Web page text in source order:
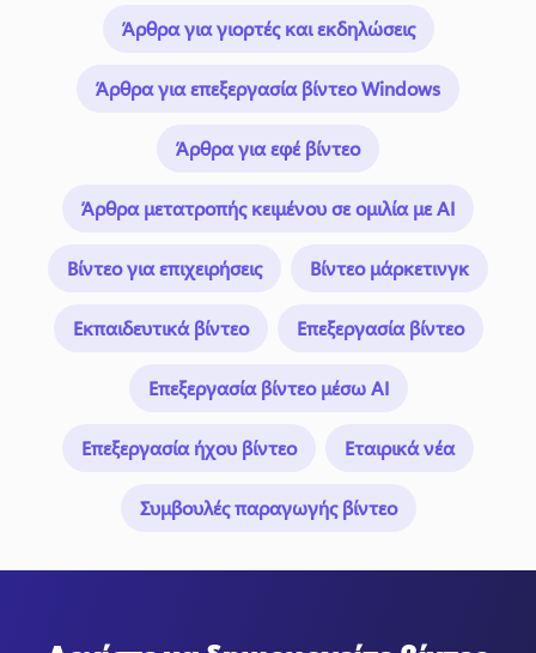
Άρθρα για γιορτές και εκδηλώσεις
Άρθρα για επεξεργασία βίντεο Windows
Άρθρα για εφέ βίντεο
Άρθρα μετατροπής κειμένου σε ομιλία με AI
Βίντεο για επιχειρήσεις Βίντεο μάρκετινγκ
Εκπαιδευτικά βίντεο Επεξεργασία βίντεο
Επεξεργασία βίντεο μέσω AI
Επεξεργασία ήχου βίντεο Εταιρικά νέα
Συμβουλές παραγωγής βίντεο